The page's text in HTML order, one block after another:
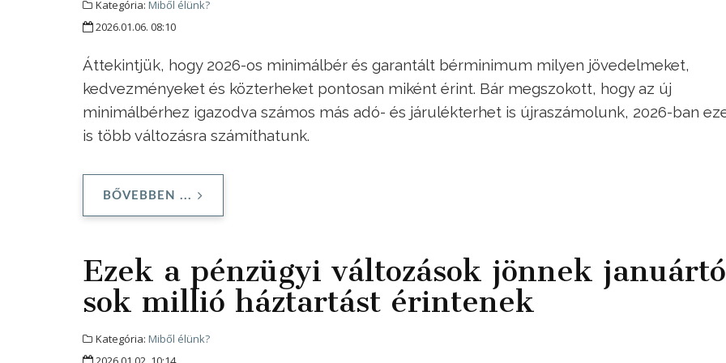
Kategória: Miből élünk?
2026.01.06. 08:10
Áttekintjük, hogy 2026-os minimálbér és garantált bérminimum milyen jövedelmeket,
kedvezményeket és közterheket pontosan miként érint. Bár megszokott, hogy az új
minimálbérhez igazodva számos más adó- és járulékterhet is újraszámolunk, 2026-ban
is több változásra számíthatunk.
BŐVEBBEN ...
Ezek a pénzügyi változások jönnek
sok millió háztartást érintenek
Kategória: Miből élünk?